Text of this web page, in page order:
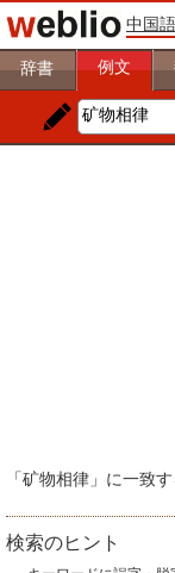
中国語
辞書 例文
「矿物相律」に一致
検索のヒント